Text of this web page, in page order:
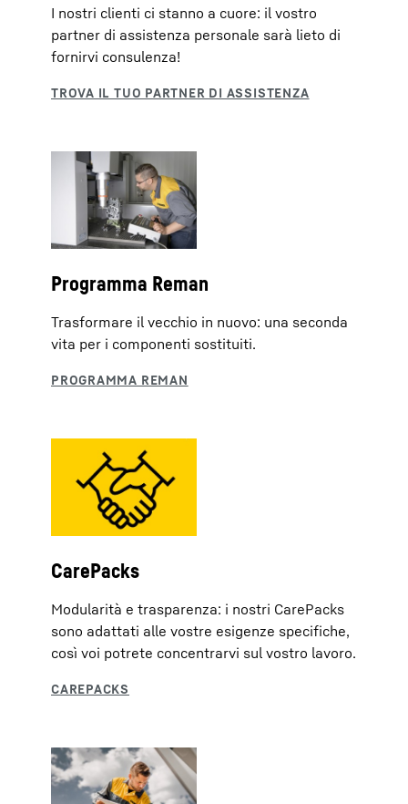
I nostri clienti ci stanno a cuore: il vostro
partner di assistenza personale sarà lieto di
fornirvi consulenza!
Programma Reman
Trasformare il vecchio in nuovo: una seconda
vita per i componenti sostituiti.
CarePacks
Modularità e trasparenza: i nostri CarePacks
sono adattati alle vostre esigenze specifiche,
così voi potrete concentrarvi sul vostro lavoro.